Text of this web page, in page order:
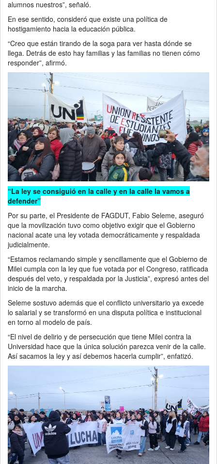
alumnos nuestros”, señaló.
En ese sentido, consideró que existe una política de
hostigamiento hacia la educación pública.
“Creo que están tirando de la soga para ver hasta dónde se
llega. Detrás de esto hay familias y las familias no tienen cómo
responder”, afirmó.
“La ley se consiguió en la calle y en la calle la vamos a
defender”
Por su parte, el Presidente de FAGDUT, Fabio Seleme, aseguró
que la movilización tuvo como objetivo exigir que el Gobierno
nacional acate una ley votada democráticamente y respaldada
judicialmente.
“Estamos reclamando simple y sencillamente que el Gobierno de
Milei cumpla con la ley que fue votada por el Congreso, ratificada
después del veto, y respaldada por la Justicia”, expresó antes del
inicio de la marcha.
Seleme sostuvo además que el conflicto universitario ya excede
lo salarial y se transformó en una disputa política e institucional
en torno al modelo de país.
“El nivel de delirio y de persecución que tiene Milei contra la
Universidad hace que la única solución parezca venir de la calle.
Así sacamos la ley y así debemos hacerla cumplir”, enfatizó.